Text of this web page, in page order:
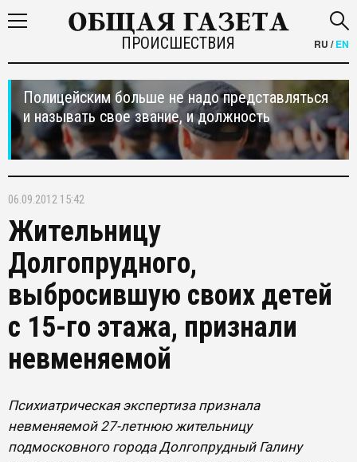
ПРОИСШЕСТВИЯ RU /EN
Полицейским больше не надо представляться
и называть свое звание, и должность
06.09.2012 15:42
Жительницу
Долгопрудного,
выбросившую своих детей
с 15-го этажа, признали
невменяемой
Психиатрическая экспертиза признала
невменяемой 27-летнюю жительницу
подмосковного города Долгопрудный Галину